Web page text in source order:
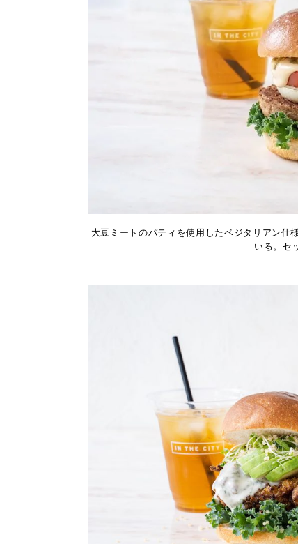
大豆ミートのパティを使用したベジタリアン仕
いる。セ